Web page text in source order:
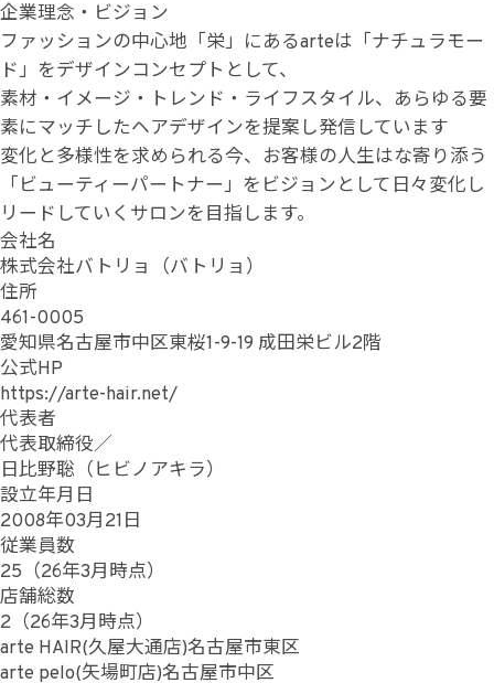
企業理念・ビジョン
ファッションの中心地「栄」にあるarteは「ナチュラモー
ド」をデザインコンセプトとして、
素材・イメージ・トレンド・ライフスタイル、あらゆる要
素にマッチしたヘアデザインを提案し発信しています
変化と多様性を求められる今、お客様の人生はな寄り添う
「ビューティーパートナー」をビジョンとして日々変化し
リードしていくサロンを目指します。
会社名
株式会社バトリョ（バトリョ）
住所
461-0005
愛知県名古屋市中区東桜1-9-19 成田栄ビル2階
公式HP
https://arte-hair.net/
代表者
代表取締役／
日比野聡（ヒビノアキラ）
設立年月日
2008年03月21日
従業員数
25（26年3月時点）
店舗総数
2（26年3月時点）
arte HAIR(久屋大通店)名古屋市東区
arte pelo(矢場町店)名古屋市中区